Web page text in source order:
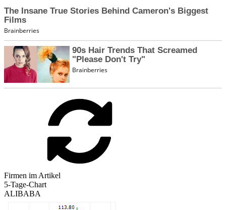
Firmen im Artikel
5-Tage-Chart
ALIBABA